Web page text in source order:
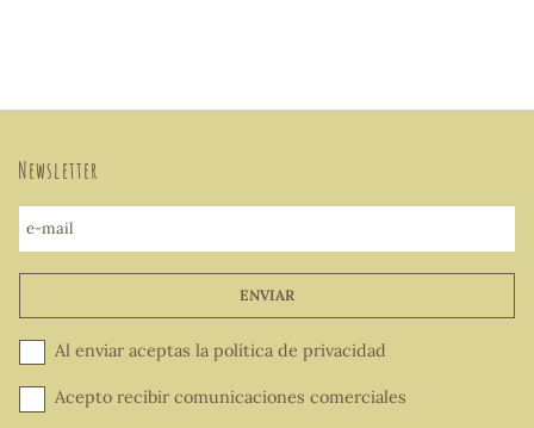
Newsletter
e-mail
ENVIAR
Al enviar aceptas la política de privacidad
Acepto recibir comunicaciones comerciales